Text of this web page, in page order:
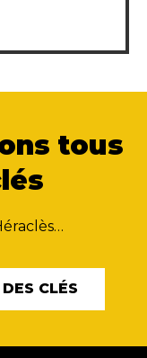
tous
CLÉS